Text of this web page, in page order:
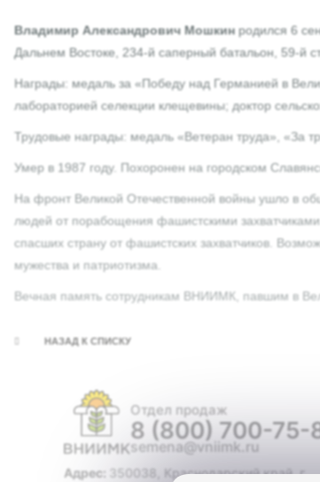
Владимир Александрович Мошкинродился 6
Дальнем Востоке, 234-й саперный батальон, 59-й
Награды: медаль за «Победу над Германией в
лабораторией селекции клещевины; доктор
Трудовые награды: медаль «Ветеран труда», «За
Умер в 1987 году. Похоронен на городском
На фронт Великой Отечественной войны ушло в
людей от порабощения фашистскими
спасших страну от фашистских захватчиков.
мужества и патриотизма.
Вечная память сотрудникам ВНИИМК, павшим в
НАЗАД К СПИСКУ
Отдел продаж
8 (800) 700-75-
semena@vniimk.ru
Адрес: 350038, Краснодарский край, г.